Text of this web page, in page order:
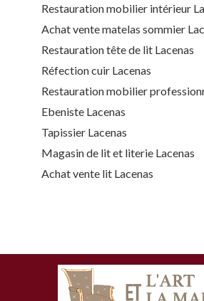
Restauration mobilier intérieur
Achat vente matelas sommier
Restauration tête de lit Lacenas
Réfection cuir Lacenas
Restauration mobilier
Ebeniste Lacenas
Tapissier Lacenas
Magasin de lit et literie Lacenas
Achat vente lit Lacenas